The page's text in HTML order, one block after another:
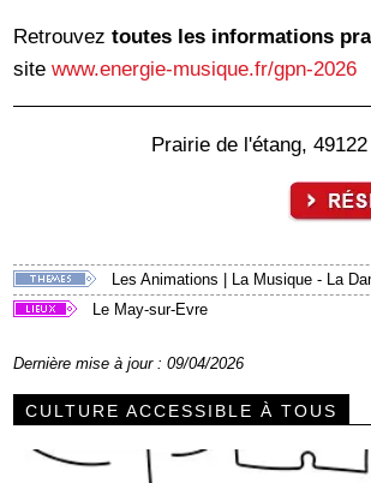
Retrouveztoutes les informations
sitewww.energie-musique.fr/gpn-2026
Prairie de l'étang,
Les Animations | La Musique - La
Le May-sur-Evre
Dernière mise à jour : 09/04/2026
CULTURE ACCESSIBLE À TOUS